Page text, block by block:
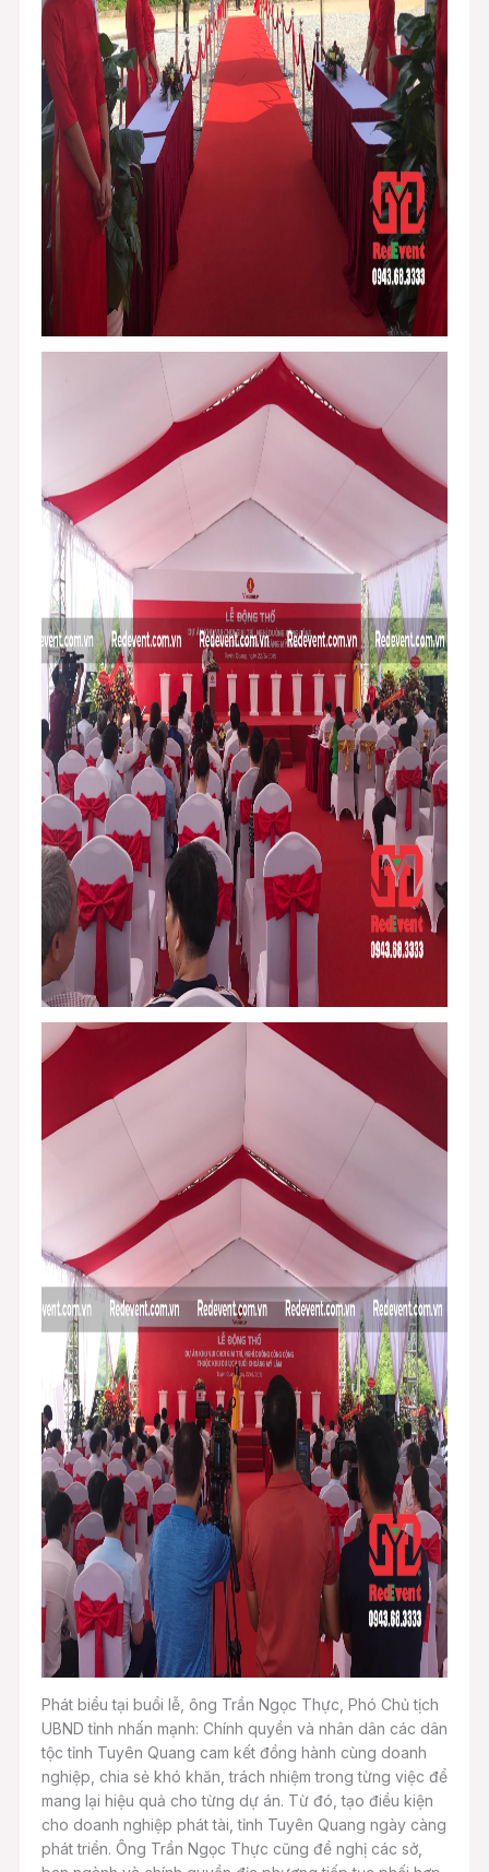
Phát biểu tại buổi lễ, ông Trần Ngọc Thực, Phó Chủ tịch
UBND tỉnh nhấn mạnh: Chính quyền và nhân dân các dân
tộc tỉnh Tuyên Quang cam kết đồng hành cùng doanh
nghiệp, chia sẻ khó khăn, trách nhiệm trong từng việc để
mang lại hiệu quả cho từng dự án. Từ đó, tạo điều kiện
cho doanh nghiệp phát tài, tỉnh Tuyên Quang ngày càng
phát triển. Ông Trần Ngọc Thực cũng đề nghị các sở,